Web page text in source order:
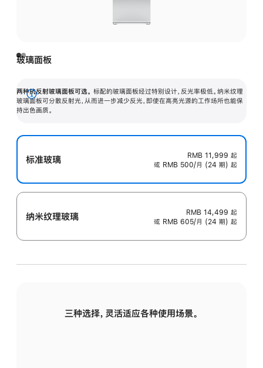
玻璃面板
两种抗反射玻璃面板可选。 标配的玻璃面板经过特别设计，反光率极低。纳米纹理
玻璃面板可分散反射光，从而进一步减少反光，即使在高亮光源的工作场所也能保
持出色画质。
展
开
标准玻璃 RMB 11,999 起
或 RMB 500/月 (24 期) 起
纳米纹理玻璃 RMB 14,499 起
或 RMB 605/月 (24 期) 起
三种选择，灵活适应各种使用场景。